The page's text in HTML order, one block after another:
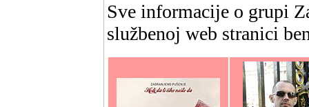
Sve informacije o grupi
službenoj web stranici